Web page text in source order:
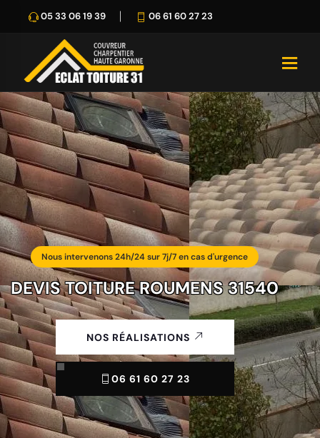
05 33 06 19 39 06 61 60 27 23
Nous intervenons 24h/24 sur 7j/7 en cas d'urgence
DEVIS TOITURE ROUMENS 31540
NOS RÉALISATIONS
06 61 60 27 23